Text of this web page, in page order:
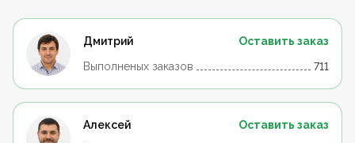
Дмитрий
Оставить заказ
Выполненых заказов
711
Алексей
Оставить заказ